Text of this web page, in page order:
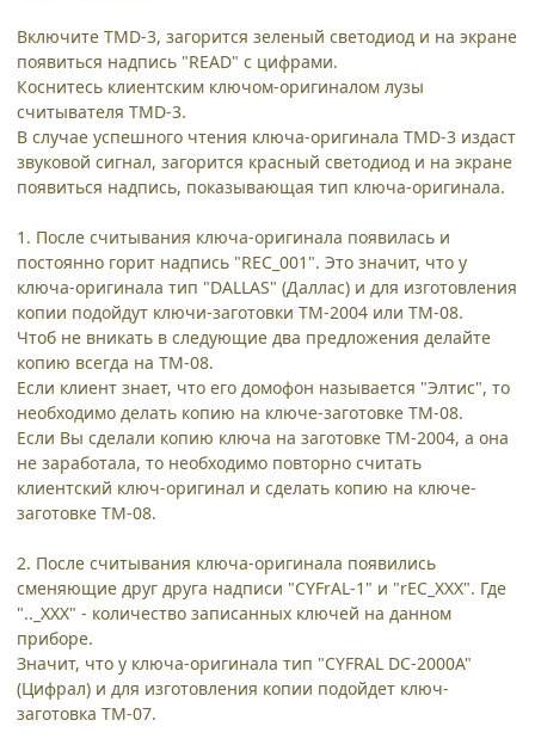
Включите TMD-3, загорится зеленый светодиод и на экране
появиться надпись "READ" с цифрами.
Коснитесь клиентским ключом-оригиналом лузы
считывателя TMD-3.
В случае успешного чтения ключа-оригинала TMD-3 издаст
звуковой сигнал, загорится красный светодиод и на экране
появиться надпись, показывающая тип ключа-оригинала.
1. После считывания ключа-оригинала появилась и
постоянно горит надпись "REC_001". Это значит, что у
ключа-оригинала тип "DALLAS" (Даллас) и для изготовления
копии подойдут ключи-заготовки ТМ-2004 или ТМ-08.
Чтоб не вникать в следующие два предложения делайте
копию всегда на ТМ-08.
Если клиент знает, что его домофон называется "Элтис", то
необходимо делать копию на ключе-заготовке ТМ-08.
Если Вы сделали копию ключа на заготовке ТМ-2004, а она
не заработала, то необходимо повторно считать
клиентский ключ-оригинал и сделать копию на ключе-
заготовке ТМ-08.
2. После считывания ключа-оригинала появились
сменяющие друг друга надписи "CYFrAL-1" и "rEC_XXX". Где
".._ХХХ" - количество записанных ключей на данном
приборе.
Значит, что у ключа-оригинала тип "CYFRAL DC-2000A"
(Цифрал) и для изготовления копии подойдет ключ-
заготовка ТМ-07.